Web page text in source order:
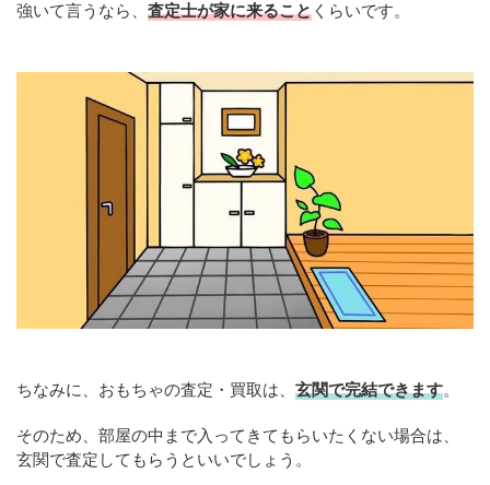
強いて言うなら、 査定士が家に来ること くらいです。
ちなみに、おもちゃの査定・買取は、 玄関で完結できます。
そのため、部屋の中まで入ってきてもらいたくない場合は、
玄関で査定してもらうといいでしょう。